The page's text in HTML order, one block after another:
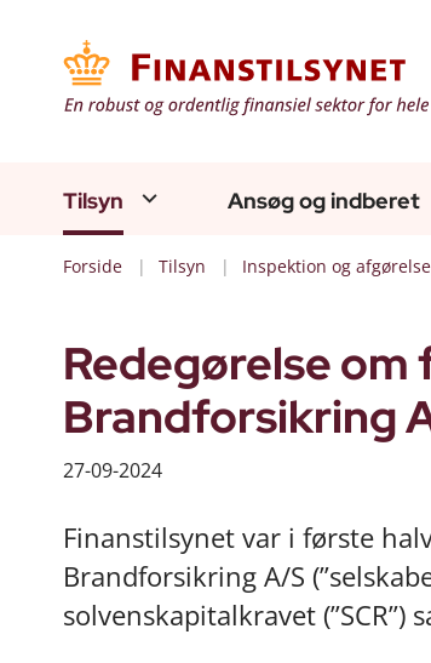
Tilsyn Ansøg og indberet
Forside Tilsyn Inspektion og
Redegørelse
Brandforsikring
27-09-2024
Finanstilsynet var i første
Brandforsikring A/S
solvenskapitalkravet